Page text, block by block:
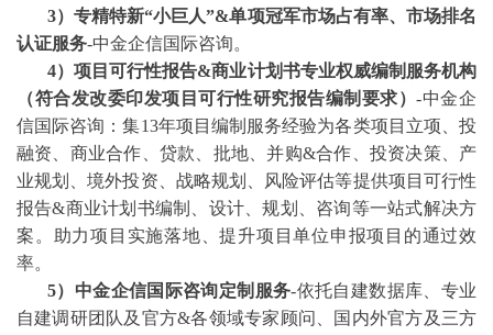
3）专精特新“小巨人”&单项冠军市场占有率、市场排名
认证服务-中金企信国际咨询。
4）项目可行性报告&商业计划书专业权威编制服务机构
（符合发改委印发项目可行性研究报告编制要求）-中金企
信国际咨询：集13年项目编制服务经验为各类项目立项、投
融资、商业合作、贷款、批地、并购&合作、投资决策、产
业规划、境外投资、战略规划、风险评估等提供项目可行性
报告&商业计划书编制、设计、规划、咨询等一站式解决方
案。助力项目实施落地、提升项目单位申报项目的通过效
率。
5）中金企信国际咨询定制服务-依托自建数据库、专业
自建调研团队及官方&各领域专家顾问、国内外官方及三方